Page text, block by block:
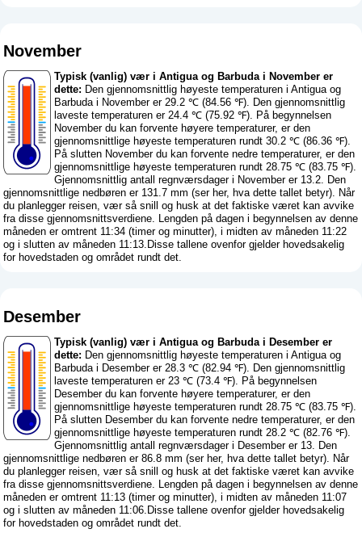
November
Typisk (vanlig) vær i Antigua og Barbuda i November er
dette: Den gjennomsnittlig høyeste temperaturen i Antigua og
Barbuda i November er 29.2 ℃ (84.56 ℉). Den gjennomsnittlig
laveste temperaturen er 24.4 ℃ (75.92 ℉). På begynnelsen
November du kan forvente høyere temperaturer, er den
gjennomsnittlige høyeste temperaturen rundt 30.2 ℃ (86.36 ℉).
På slutten November du kan forvente nedre temperaturer, er den
gjennomsnittlige høyeste temperaturen rundt 28.75 ℃ (83.75 ℉).
Gjennomsnittlig antall regnværsdager i November er 13.2. Den
gjennomsnittlige nedbøren er 131.7 mm (ser her, hva dette tallet betyr). Når
du planlegger reisen, vær så snill og husk at det faktiske været kan avvike
fra disse gjennomsnittsverdiene. Lengden på dagen i begynnelsen av denne
måneden er omtrent 11:34 (timer og minutter), i midten av måneden 11:22
og i slutten av måneden 11:13.Disse tallene ovenfor gjelder hovedsakelig
for hovedstaden og området rundt det.
Desember
Typisk (vanlig) vær i Antigua og Barbuda i Desember er
dette: Den gjennomsnittlig høyeste temperaturen i Antigua og
Barbuda i Desember er 28.3 ℃ (82.94 ℉). Den gjennomsnittlig
laveste temperaturen er 23 ℃ (73.4 ℉). På begynnelsen
Desember du kan forvente høyere temperaturer, er den
gjennomsnittlige høyeste temperaturen rundt 28.75 ℃ (83.75 ℉).
På slutten Desember du kan forvente nedre temperaturer, er den
gjennomsnittlige høyeste temperaturen rundt 28.2 ℃ (82.76 ℉).
Gjennomsnittlig antall regnværsdager i Desember er 13. Den
gjennomsnittlige nedbøren er 86.8 mm (ser her, hva dette tallet betyr). Når
du planlegger reisen, vær så snill og husk at det faktiske været kan avvike
fra disse gjennomsnittsverdiene. Lengden på dagen i begynnelsen av denne
måneden er omtrent 11:13 (timer og minutter), i midten av måneden 11:07
og i slutten av måneden 11:06.Disse tallene ovenfor gjelder hovedsakelig
for hovedstaden og området rundt det.